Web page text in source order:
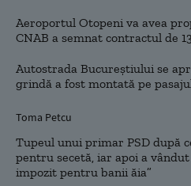
Aeroportul Otopeni va avea
CNAB a semnat contractul de
Autostrada Bucureștiului se
grindă a fost montată pe
Toma Petcu
Tupeul unui primar PSD după
pentru secetă, iar apoi a
impozit pentru banii ăia”